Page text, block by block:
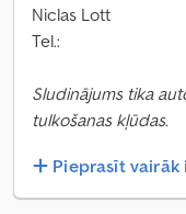
Niclas Lott
Tel.:
Sludinājums tika
tulkošanas kļūdas.
Pieprasīt vairāk